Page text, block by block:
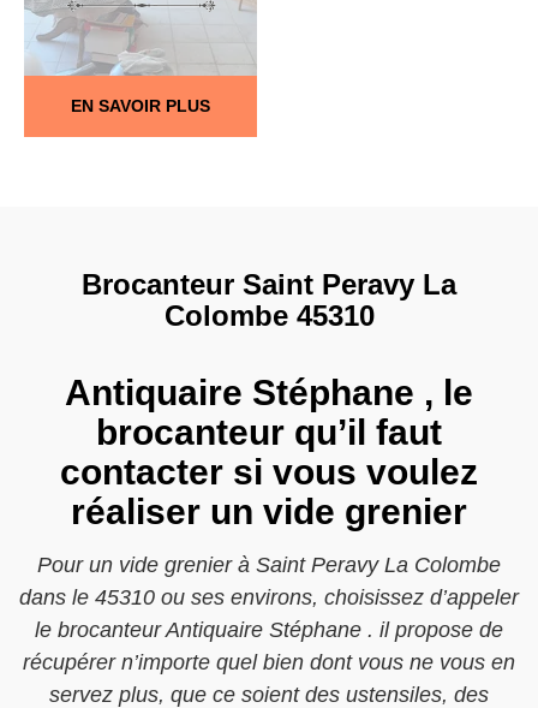
EN SAVOIR PLUS
Brocanteur Saint Peravy La
Colombe 45310
Antiquaire Stéphane , le
brocanteur qu’il faut
contacter si vous voulez
réaliser un vide grenier
Pour un vide grenier à Saint Peravy La Colombe
dans le 45310 ou ses environs, choisissez d’appeler
le brocanteur Antiquaire Stéphane . il propose de
récupérer n’importe quel bien dont vous ne vous en
servez plus, que ce soient des ustensiles, des